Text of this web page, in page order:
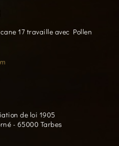
17 travaille avec Pollen
de loi 1905
- 65000 Tarbes